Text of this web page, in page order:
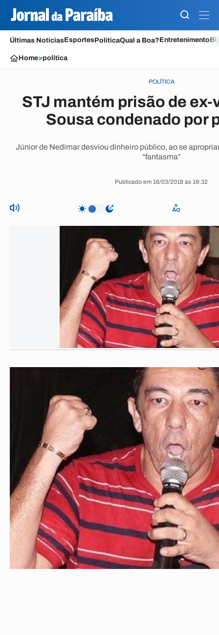
Últimas NotíciasEsportesPolíticaQual a Boa?Entretenimento
Home>política
POLÍTICA
STJ mantém prisão de ex-
Sousa condenado por
Júnior de Nedimar desviou dinheiro público, ao se
“fantasma”
Publicado em 16/03/2018 às 19:32